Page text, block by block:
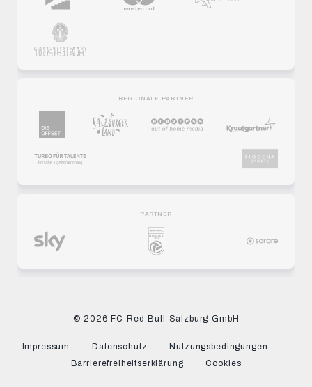
REGIONALE PARTNER
PARTNER
© 2026 FC Red Bull Salzburg GmbH
Impressum Datenschutz
Nutzungsbedingungen
Barrierefreiheitserklärung
Cookies